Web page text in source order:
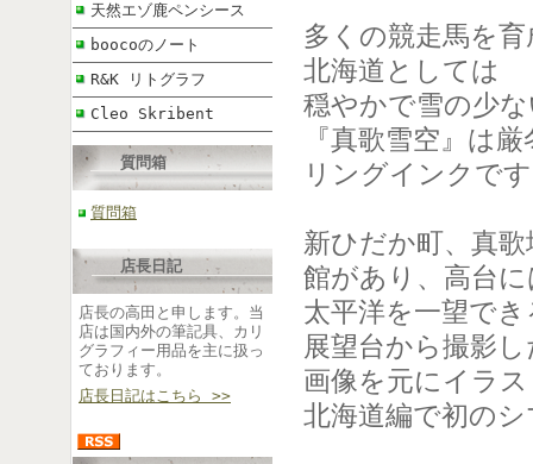
天然エゾ鹿ペンシース
boocoのノート
R&K リトグラフ
Cleo Skribent
質問箱
質問箱
店長日記
店長の高田と申します。当
店は国内外の筆記具、カリ
グラフィー用品を主に扱っ
ております。
店長日記はこちら >>
多くの競走馬を
北海道としては
穏やかで雪の少
『真歌雪空』は
リングインクで
新ひだか町、真
館があり、高台
太平洋を一望で
展望台から撮影し
画像を元にイラ
北海道編で初の